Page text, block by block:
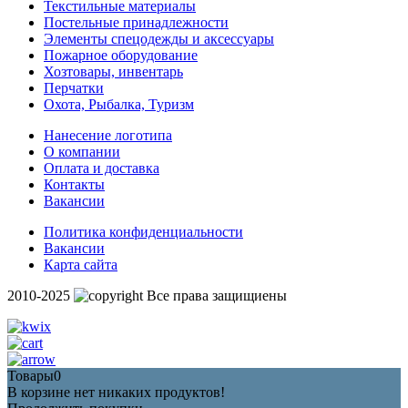
Текстильные материалы
Постельные принадлежности
Элементы спецодежды и аксессуары
Пожарное оборудование
Хозтовары, инвентарь
Перчатки
Охота, Рыбалка, Туризм
Нанесение логотипа
О компании
Оплата и доставка
Контакты
Вакансии
Политика конфиденциальности
Вакансии
Карта сайта
2010-2025
Все права защищиены
Товары0
В корзине нет никаких продуктов!